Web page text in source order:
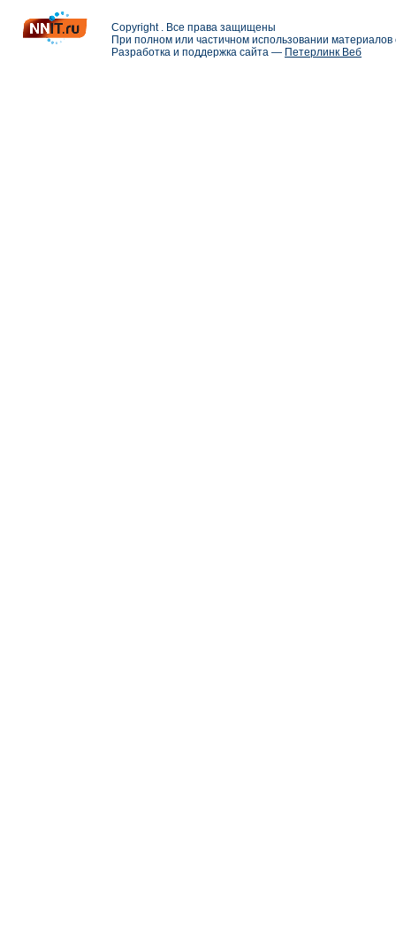
Copyright . Все права защищены
При полном или частичном использовании
Разработка и поддержка сайта — Петерлинк Веб